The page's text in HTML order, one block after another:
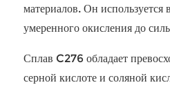
материалов. Он используется
умеренного окисления до
Сплав C276 обладает
серной кислоте и соляной